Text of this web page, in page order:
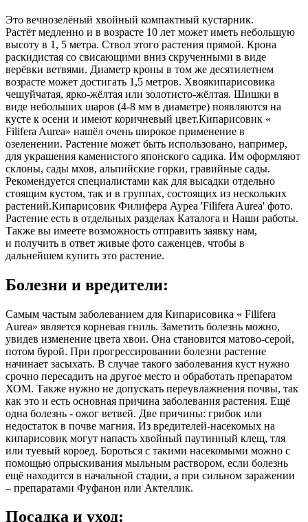
Это вечнозелёный хвойный компактный кустарник.
Растёт медленно и в возрасте 10 лет может иметь небольшую
высоту в 1, 5 метра. Ствол этого растения прямой. Крона
раскидистая со свисающими вниз скрученными в виде
верёвки ветвями. Диаметр кроны в том же десятилетнем
возрасте может достигать 1,5 метров. Хвоякипарисовика
чешуйчатая, ярко-жёлтая или золотисто-жёлтая. Шишки в
виде небольших шаров (4-8 мм в диаметре) появляются на
кусте к осени и имеют коричневый цвет.Кипарисовик «
Filifera Aurea» нашёл очень широкое применение в
озеленении. Растение может быть использовано, например,
для украшения каменистого японского садика. Им оформляют
склоны, сады мхов, альпийские горки, гравийные сады.
Рекомендуется специалистами как для высадки отдельно
стоящим кустом, так и в группах, состоящих из нескольких
растений.Кипарисовик Филифера Ауреа 'Filifera Aurea' фото.
Растение есть в отдельных разделах Каталога и Наши работы.
Также вы имеете возможность отправить заявку нам,
и получить в ответ живые фото саженцев, чтобы в
дальнейшем купить это растение.
Болезни и вредители:
Самым частым заболеванием для Кипарисовика « Filifera
Aurea» является корневая гниль. Заметить болезнь можно,
увидев изменение цвета хвои. Она становится матово-серой,
потом бурой. При прогрессировании болезни растение
начинает засыхать. В случае такого заболевания куст нужно
срочно пересадить на другое место и обработать препаратом
ХОМ. Также нужно не допускать переувлажнения почвы, так
как это и есть основная причина заболевания растения. Ещё
одна болезнь - ожог ветвей. Две причины: грибок или
недостаток в почве магния. Из вредителей-насекомых на
кипарисовик могут напасть хвойный паутинный клещ, тля
или туевый короед. Бороться с такими насекомыми можно с
помощью опрыскивания мыльным раствором, если болезнь
ещё находится в начальной стадии, а при сильном заражении
– препаратами Фуфанон или Актеллик.
Посадка и уход: